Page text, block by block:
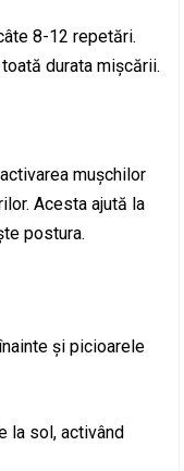
8-12 repetări.
durata mișcării.
mușchilor
Acesta ajută la
postura.
și picioarele
la sol, activând